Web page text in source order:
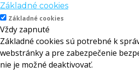
Základné cookies
Základné cookies
Vždy zapnuté
Základné cookies sú potrebné k
webstránky a pre zabezpečenie
nie je možné deaktivovať.